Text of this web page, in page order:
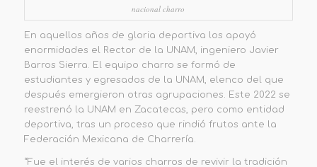
nacional charro
En aquellos años de gloria deportiva los apoyó
enormidades el Rector de la UNAM, ingeniero Javier
Barros Sierra. El equipo charro se formó de
estudiantes y egresados de la UNAM, elenco del que
después emergieron otras agrupaciones. Este 2022 se
reestrenó la UNAM en Zacatecas, pero como entidad
deportiva, tras un proceso que rindió frutos ante la
Federación Mexicana de Charrería.
“Fue el interés de varios charros de revivir la tradición